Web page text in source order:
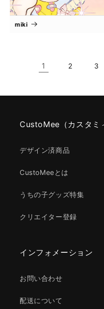
miki
1 2 3
CustoMee（カスタミ
デザイン済商品
CustoMeeとは
うちの子グッズ特集
クリエイター登録
インフォメーション
お問い合わせ
配送について